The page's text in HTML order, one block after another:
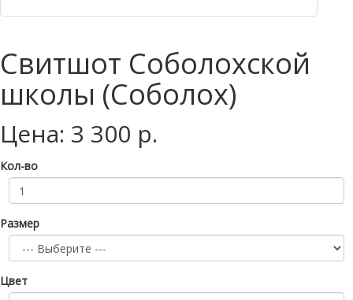
Свитшот Соболохской
школы (Соболох)
Цена: 3 300 р.
Кол-во
Размер
Цвет